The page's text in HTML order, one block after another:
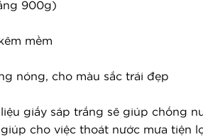
900g)
mềm
nóng, cho màu sắc trái đẹp
giấy sáp trắng sẽ giúp chống
cho việc thoát nước mưa tiện